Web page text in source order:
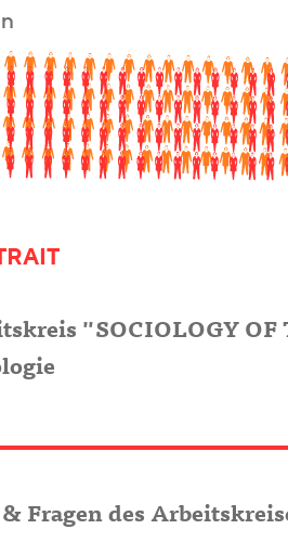
"SOCIOLOGY
Fragen des